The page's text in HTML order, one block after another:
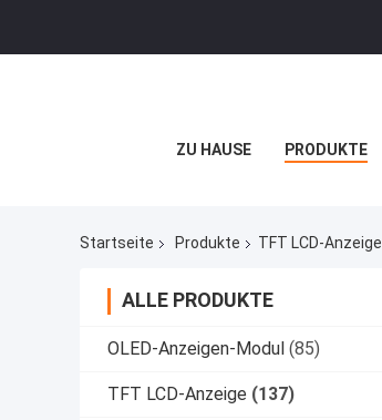
ZU HAUSE PRODUKTE
Startseite Produkte TFT LCD-Anzeige
ALLE PRODUKTE
OLED-Anzeigen-Modul (85)
TFT LCD-Anzeige (137)